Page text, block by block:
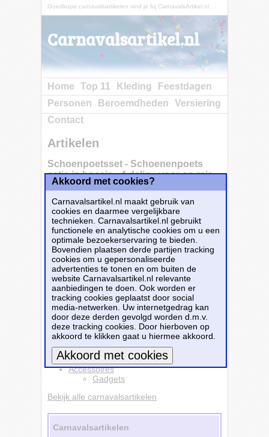
Goedkope carnavalsartikelen vind je bij CarnavalsArtikel.nl
Carnavalsartikel.nl
Home Top 11 Kleding
Feestdagen
Personen
Beroemdheden
Versiering
Contact
Artikelen
Schoenpoetsset - Schoenenpoets
setje in hoesje - 4 delig - voor op reis
Schoenpoets set in hoesje. Deze
schoenpoetsset bevat een insmeerborstel,
uitpoetsborstel, poetsdoekje en een blikje
schoensmeer. Dit alles wordt geleverd in een
handig opberghoesje zodat het gemakkelijk
mee te nemen is. Schoenenpoetsen set.
Dit carnavalsartikelSchoenpoetsset -
Schoenenpoets setje in hoesje - 4 delig -
voor op reisis te bestellen bijPartyshopper.nl
voor€ 5,75.
Bestellen
Kleding
Accessoires
Gadgets
Bekijk alle carnavalsartikelen
Carnavalsartikelen
Akkoord met cookies?
Carnavalsartikel.nl maakt gebruik van
cookies en daarmee vergelijkbare
technieken. Carnavalsartikel.nl gebruikt
functionele en analytische cookies om u een
optimale bezoekerservaring te bieden.
Bovendien plaatsen derde partijen tracking
cookies om u gepersonaliseerde
advertenties te tonen en om buiten de
website Carnavalsartikel.nl relevante
aanbiedingen te doen. Ook worden er
tracking cookies geplaatst door social
media-netwerken. Uw internetgedrag kan
door deze derden gevolgd worden d.m.v.
deze tracking cookies. Door hierboven op
akkoord te klikken gaat u hiermee akkoord.
Meer informatie